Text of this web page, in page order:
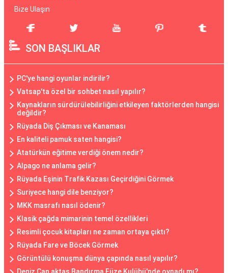
Bize Ulaşın
SON BAŞLIKLAR
PC'ye hangi oyunlar indirilir?
Vatsap'ta özel bir sohbet nasıl yapılır?
Kaynakların sürdürülebilirliğini etkileyen faktörlerden hangisi
değildir?
Rüyada Diş Çıkması ve Kanaması
En kaliteli pamuk saten hangisi?
Atatürkün eğitime verdiği önem nedir?
Alpago ne anlama gelir?
Rüyada Eşinin Trafik Kazası Geçirdiğini Görmek
Suriyece hangi dile benziyor?
MKK masrafı nasıl ödenir?
Klasik çağda mimarinin temel özellikleri
Resimli çocuk kitapları ne zaman ortaya çıktı?
Rüyada Fare ve Böcek Görmek
Görüntülü konuşma dünya çapında nasıl yapılır?